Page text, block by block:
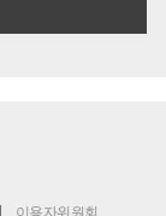
이용자위원회